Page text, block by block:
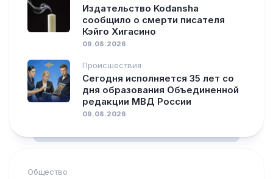
Издательство Kodansha
сообщило о смерти писателя
Кэйго Хигасино
09.08.2026
Происшествия
Сегодня исполняется 35 лет со
дня образования Объединенной
редакции МВД России
09.08.2026
Общество